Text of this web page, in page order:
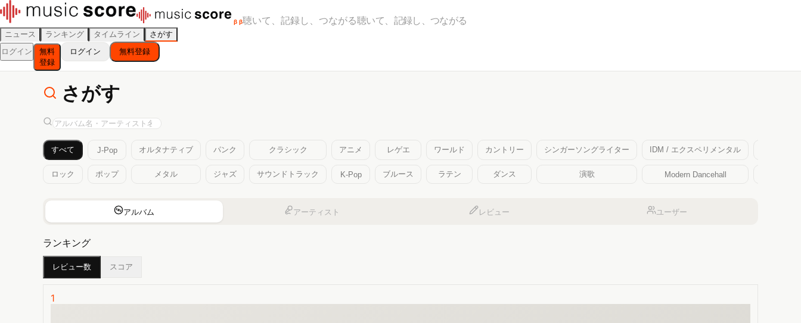
β β聴いて、記録し、つながる聴いて、記録し、つながる
ニュース ランキング タイムライン
さがす
ログイン
無料
登録
ログイン 無料登録
さがす
すべて
ロック
J-Pop
ポップ
オルタナティブ
メタル
パンク
ジャズ
クラシック
サウンドトラック
アニメ
K-Pop
レゲエ
ブルース
ワールド
ラテン
カントリー
ダンス
シンガーソングライター
演歌
IDM / エクスペリメンタル
Modern Dancehall
アルバム アーティスト レビュー ユーザー
ランキング
レビュー数 スコア
1